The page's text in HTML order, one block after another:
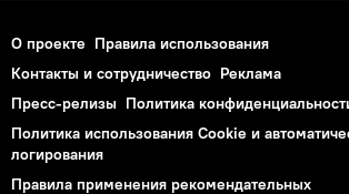
О проекте Правила использования
Контакты и сотрудничество Реклама
Пресс-релизы Политика
Политика использования Cookie и
логирования
Правила применения рекомендательных